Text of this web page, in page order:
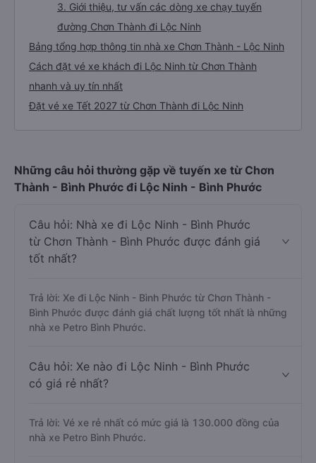
3. Giới thiệu, tư vấn các dòng xe chạy tuyến
đường Chơn Thành đi Lộc Ninh
Bảng tổng hợp thông tin nhà xe Chơn Thành - Lộc Ninh
Cách đặt vé xe khách đi Lộc Ninh từ Chơn Thành
nhanh và uy tín nhất
Đặt vé xe Tết 2027 từ Chơn Thành đi Lộc Ninh
Những câu hỏi thường gặp về tuyến xe từ Chơn
Thành - Bình Phước đi Lộc Ninh - Bình Phước
Câu hỏi: Nhà xe đi Lộc Ninh - Bình Phước
từ Chơn Thành - Bình Phước được đánh giá
tốt nhất?
Trả lời: Xe đi Lộc Ninh - Bình Phước từ Chơn Thành -
Bình Phước được đánh giá chất lượng tốt nhất là những
nhà xe Petro Bình Phước.
Câu hỏi: Xe nào đi Lộc Ninh - Bình Phước
có giá rẻ nhất?
Trả lời: Vé xe rẻ nhất có mức giá là 130.000 đồng của
nhà xe Petro Bình Phước.